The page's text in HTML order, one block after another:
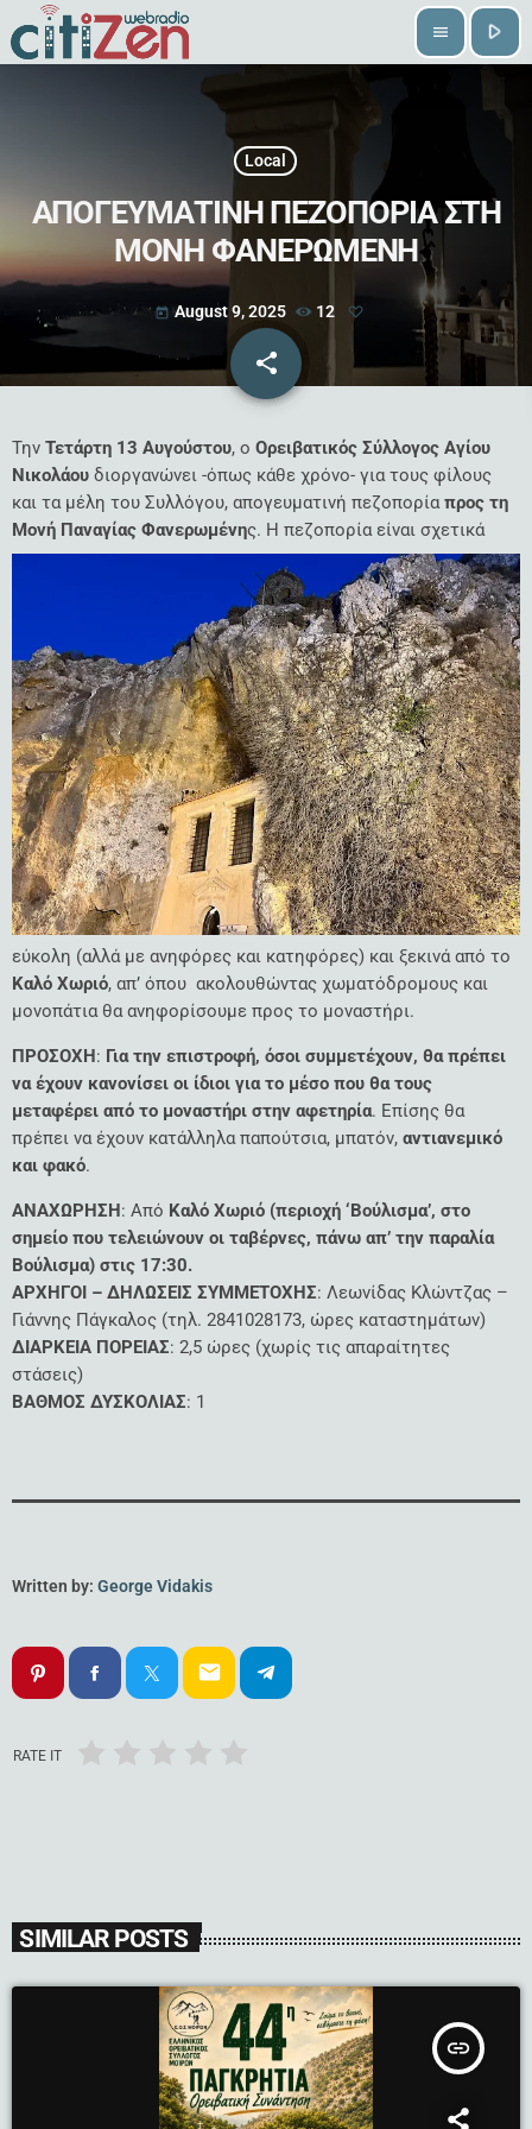
menu play_arrow
Local
ΑΠΟΓΕΥΜΑΤΙΝΗ ΠΕΖΟΠΟΡΙΑ ΣΤΗ
ΜΟΝΗ ΦΑΝΕΡΩΜΕΝΗ
today August 9, 2025 12
share
email
Την Τετάρτη 13 Αυγούστου, ο Ορειβατικός Σύλλογος Αγίου
Νικολάου διοργανώνει -όπως κάθε χρόνο- για τους φίλους
και τα μέλη του Συλλόγου, απογευματινή πεζοπορίαπρος τη
Μονή Παναγίας Φανερωμένης. Η πεζοπορία είναι σχετικά
εύκολη (αλλά με ανηφόρες και κατηφόρες) και ξεκινά από το
Καλό Χωριό, απ’ όπου ακολουθώντας χωματόδρομους και
μονοπάτια θα ανηφορίσουμε προς το μοναστήρι.
ΠΡΟΣΟΧΗ : Για την επιστροφή, όσοι συμμετέχουν, θα πρέπει
να έχουν κανονίσει οι ίδιοι για το μέσο που θα τους
μεταφέρει από το μοναστήρι στην αφετηρία. Επίσης θα
πρέπει να έχουν κατάλληλα παπούτσια, μπατόν, αντιανεμικό
και φακό.
ΑΝΑΧΩΡΗΣΗ : Από Καλό Χωριό (περιοχή ‘Βούλισμα’, στο
σημείο που τελειώνουν οι ταβέρνες, πάνω απ’ την παραλία
Βούλισμα) στις 17:30.
ΑΡΧΗΓΟ Ι – ΔΗΛΩΣΕΙΣ ΣΥΜΜΕΤΟΧΗΣ: Λεωνίδας Κλώντζας –
Γιάννης Πάγκαλος (τηλ. 2841028173, ώρες καταστημάτων)
ΔΙΑΡΚΕΙΑ ΠΟΡΕΙΑΣ: 2,5 ώρες (χωρίς τις απαραίτητες
στάσεις)
ΒΑΘΜΟΣ ΔΥΣΚΟΛΙΑΣ: 1
Written by: George Vidakis
email
RATE IT
SIMILAR POSTS
insert_link